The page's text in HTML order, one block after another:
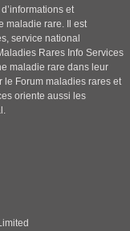
et
maladie rare. Il est
service national
Rares Info Services
maladie rare dans leur
le Forum maladies rares et
oriente aussi les